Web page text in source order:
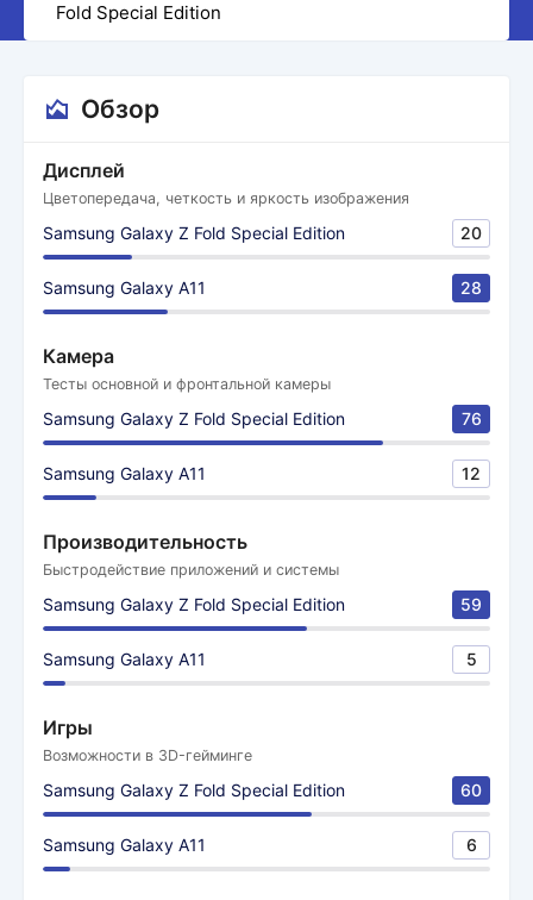
Fold Special Edition
Обзор
Дисплей
Цветопередача, четкость и яркость изображения
Samsung Galaxy Z Fold Special Edition 20
Samsung Galaxy A11 28
Камера
Тесты основной и фронтальной камеры
Samsung Galaxy Z Fold Special Edition 76
Samsung Galaxy A11 12
Производительность
Быстродействие приложений и системы
Samsung Galaxy Z Fold Special Edition 59
Samsung Galaxy A11 5
Игры
Возможности в 3D-гейминге
Samsung Galaxy Z Fold Special Edition 60
Samsung Galaxy A11 6